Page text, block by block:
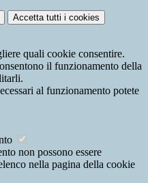
Accetta tutti i cookies
quali cookie consentire.
il funzionamento della
al funzionamento potete
non possono essere
nella pagina della cookie